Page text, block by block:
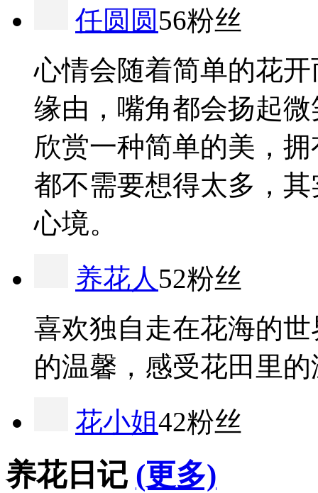
任圆圆56粉丝
心情会随着简单的花
缘由，嘴角都会扬起
欣赏一种简单的美，
都不需要想得太多，
心境。
养花人 52粉丝
喜欢独自走在花海的
的温馨，感受花田里
花小姐42粉丝
养花日记 (更多)